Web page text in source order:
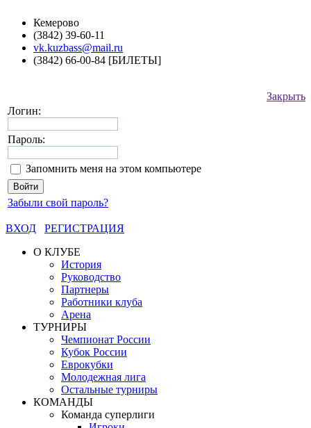
Кемерово
(3842) 39-60-11
vk.kuzbass@mail.ru
(3842) 66-00-84 [БИЛЕТЫ]
Закрыть
Логин:
Пароль:
Запомнить меня на этом компьютере
Забыли свой пароль?
ВХОД
РЕГИСТРАЦИЯ
О КЛУБЕ
История
Руководство
Партнеры
Работники клуба
Арена
ТУРНИРЫ
Чемпионат России
Кубок России
Еврокубки
Молодежная лига
Остальные турниры
КОМАНДЫ
Команда суперлиги